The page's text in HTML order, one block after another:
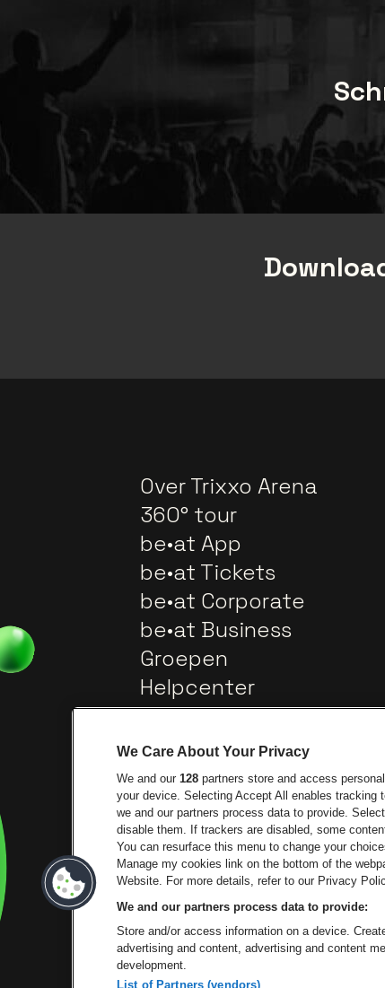
Over Trixxo Arena
360° tour
be•at App
be•at Tickets
be•at Corporate
be•at Business
Groepen
Helpcenter
Contact
Ga naar de website van
Ga naar de website van Het
Ga naar
We Care About Your Privacy
We and our 128 partners store and access
your device. Selecting Accept All enables tracking
we and our partners process data to provide.
disable them. If trackers are disabled, some
You can resurface this menu to change your
Manage my cookies link on the bottom of the
Website. For more details, refer to our Privacy
We and our partners process data to provide:
Store and/or access information on a device.
advertising and content, advertising and content
development.
List of Partners (vendors)